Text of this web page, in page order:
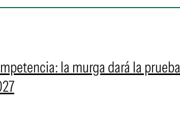
la murga dará la prueba